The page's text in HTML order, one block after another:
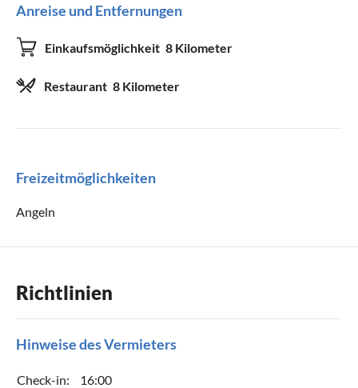
Geräte und Zubehör
Wäschetrockner
Kinderhochstuhl
HiFi-Anlage
Anreise und Entfernungen
Einkaufsmöglichkeit 8 Kilometer
Restaurant 8 Kilometer
Freizeitmöglichkeiten
Angeln
Richtlinien
Hinweise des Vermieters
Check-in:
16:00